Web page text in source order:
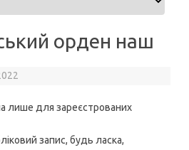
орден наш
лише для зареєстрованих
запис, будь ласка,